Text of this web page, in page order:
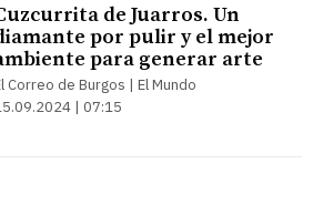
de Juarros. Un
por pulir y el mejor
para generar arte
Correo de Burgos | El Mundo
| 07:15